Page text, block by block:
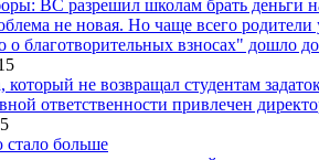
ВС разрешил школам брать деньги
не новая. Но чаще всего родители
о благотворительных взносах" дошло
который не возвращал студентам
ответственности привлечен
больше